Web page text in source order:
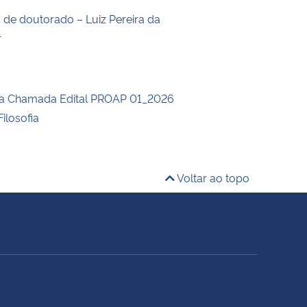
doutorado – Luiz Pereira da
Chamada Edital PROAP 01_2026
Voltar ao topo